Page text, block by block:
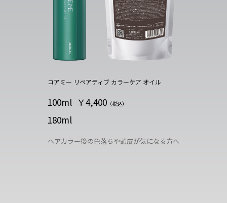
コアミー リペアティブ カラーケア オイル
100ml ￥4,400 （税込）
180ml
ヘアカラー後の色落ちや頭皮が気になる方へ